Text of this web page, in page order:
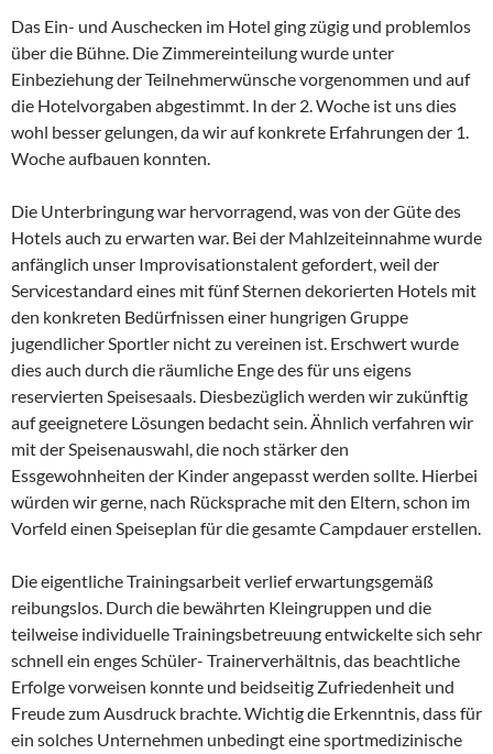
Das Ein- und Auschecken im Hotel ging zügig und problemlos
über die Bühne. Die Zimmereinteilung wurde unter
Einbeziehung der Teilnehmerwünsche vorgenommen und auf
die Hotelvorgaben abgestimmt. In der 2. Woche ist uns dies
wohl besser gelungen, da wir auf konkrete Erfahrungen der 1.
Woche aufbauen konnten.
Die Unterbringung war hervorragend, was von der Güte des
Hotels auch zu erwarten war. Bei der Mahlzeiteinnahme wurde
anfänglich unser Improvisationstalent gefordert, weil der
Servicestandard eines mit fünf Sternen dekorierten Hotels mit
den konkreten Bedürfnissen einer hungrigen Gruppe
jugendlicher Sportler nicht zu vereinen ist. Erschwert wurde
dies auch durch die räumliche Enge des für uns eigens
reservierten Speisesaals. Diesbezüglich werden wir zukünftig
auf geeignetere Lösungen bedacht sein. Ähnlich verfahren wir
mit der Speisenauswahl, die noch stärker den
Essgewohnheiten der Kinder angepasst werden sollte. Hierbei
würden wir gerne, nach Rücksprache mit den Eltern, schon im
Vorfeld einen Speiseplan für die gesamte Campdauer erstellen.
Die eigentliche Trainingsarbeit verlief erwartungsgemäß
reibungslos. Durch die bewährten Kleingruppen und die
teilweise individuelle Trainingsbetreuung entwickelte sich sehr
schnell ein enges Schüler- Trainerverhältnis, das beachtliche
Erfolge vorweisen konnte und beidseitig Zufriedenheit und
Freude zum Ausdruck brachte. Wichtig die Erkenntnis, dass für
ein solches Unternehmen unbedingt eine sportmedizinische